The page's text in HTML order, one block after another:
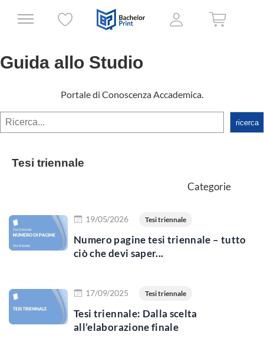
Guida allo Studio
Portale di Conoscenza Accademica.
rechercher ricerca
Tesi triennale
Categorie
19/05/2026 Tesi triennale
Numero pagine tesi triennale – tutto
ciò che devi saper...
17/09/2025 Tesi triennale
Tesi triennale: Dalla scelta
all’elaborazione finale